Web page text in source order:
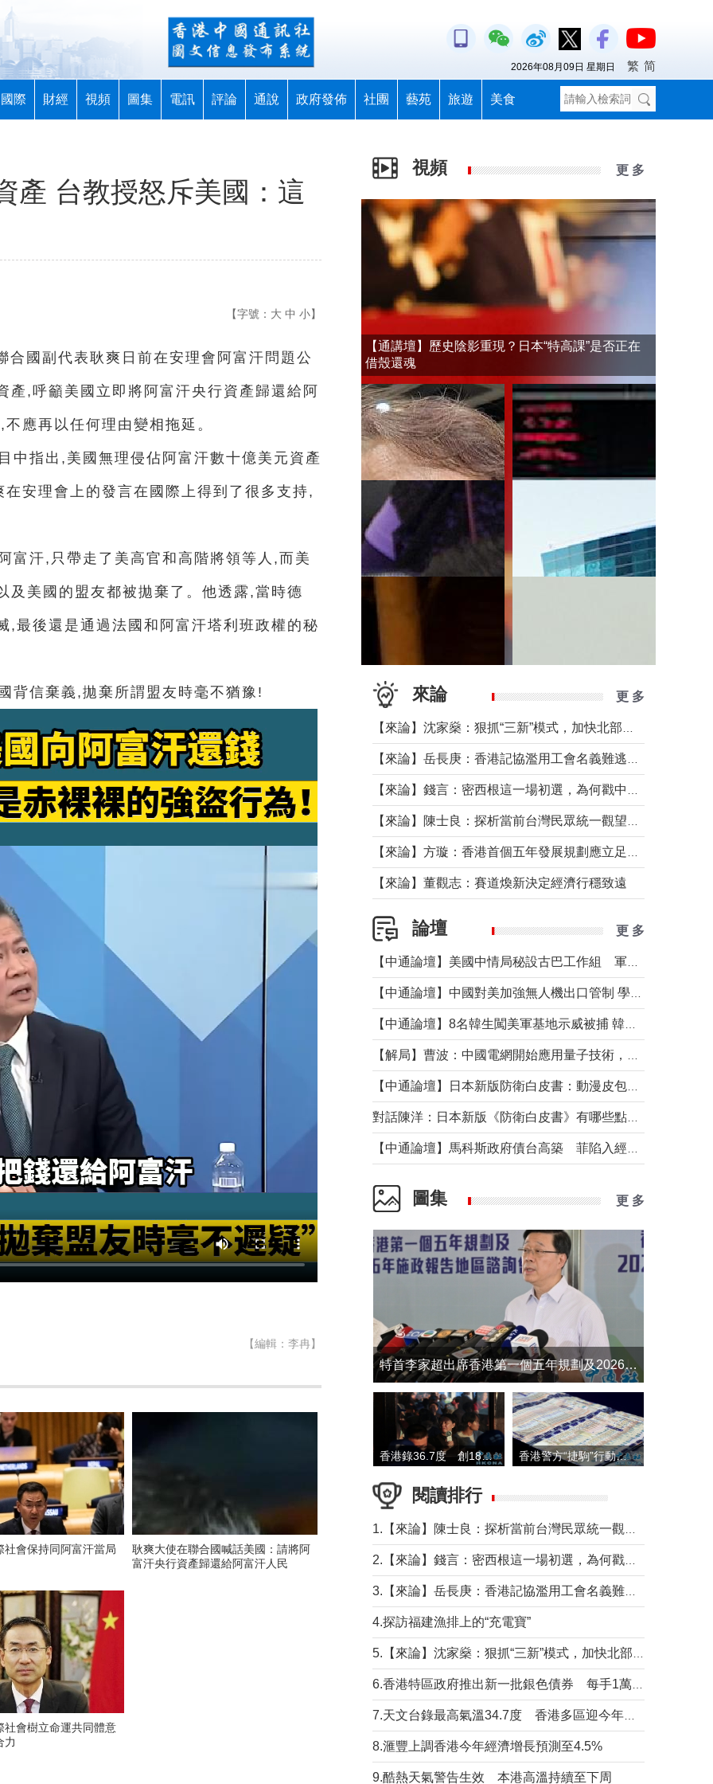
國際 財經 視頻 圖集 電訊 評論 通說 政府發佈 社團 藝苑 旅遊 美食
2026年08月09日 星期日 繁 简
產 台教授怒斥美國：這
【字號： 大 中 小】
國副代表耿爽日前在安理會阿富汗問題公
產,呼籲美國立即將阿富汗央行資產歸還給阿
應再以任何理由變相拖延。
中指出,美國無理侵佔阿富汗數十億美元資產
安理會上的發言在國際上得到了很多支持,
富汗,只帶走了美高官和高階將領等人,而美
及美國的盟友都被拋棄了。他透露,當時德
,最後還是通過法國和阿富汗塔利班政權的秘
背信棄義,拋棄所謂盟友時毫不猶豫!
【編輯：李冉】
社會保持同阿富汗當局
耿爽大使在聯合國喊話美國：請將阿
富汗央行資產歸還給阿富汗人民
社會樹立命運共同體意
力
視頻 更 多
【通講壇】歷史陰影重現？日本“特高課”是否正在
借殼還魂
來論 更 多
【來論】董觀志：賽道煥新決定經濟行穩致遠
論壇 更 多
圖集 更 多
​特首李家超出席香港第一個五年規劃及2026年《施政報告》地區諮詢會
香港錄36.7度 創1884年有紀錄以來最高溫 香港警方“捷駒”行動拘147人 涉洗黑錢逾6億元
閱讀排行
4.探訪福建漁排上的“充電寶”
8.滙豐上調香港今年經濟增長預測至4.5%
9.酷熱天氣警告生效 本港高溫持續至下周